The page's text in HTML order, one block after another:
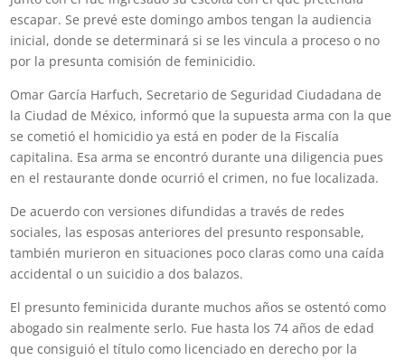
escapar. Se prevé este domingo ambos tengan la audiencia
inicial, donde se determinará si se les vincula a proceso o no
por la presunta comisión de feminicidio.
Omar García Harfuch, Secretario de Seguridad Ciudadana de
la Ciudad de México, informó que la supuesta arma con la que
se cometió el homicidio ya está en poder de la Fiscalía
capitalina. Esa arma se encontró durante una diligencia pues
en el restaurante donde ocurrió el crimen, no fue localizada.
De acuerdo con versiones difundidas a través de redes
sociales, las esposas anteriores del presunto responsable,
también murieron en situaciones poco claras como una caída
accidental o un suicidio a dos balazos.
El presunto feminicida durante muchos años se ostentó como
abogado sin realmente serlo. Fue hasta los 74 años de edad
que consiguió el título como licenciado en derecho por la